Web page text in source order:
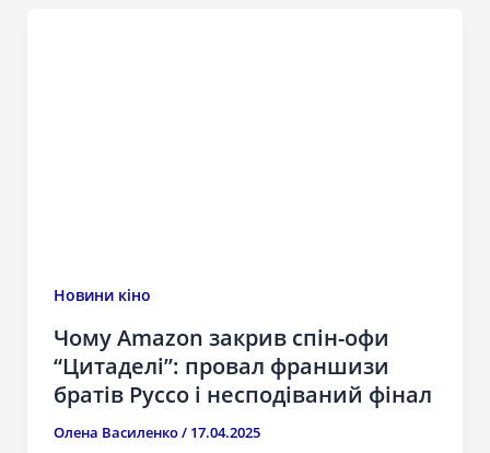
Новини кіно
Чому Amazon закрив спін-офи
“Цитаделі”: провал франшизи
братів Руссо і несподіваний фінал
Олена Василенко/ 17.04.2025